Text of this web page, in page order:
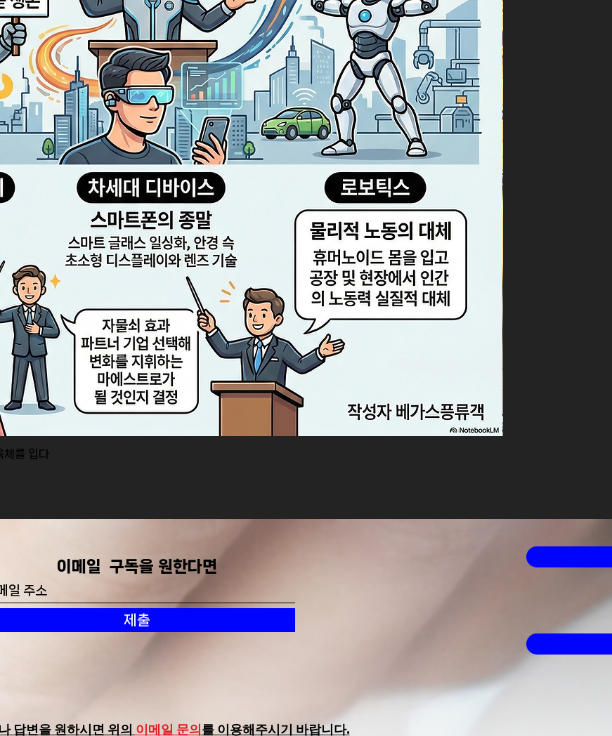
를 입다
​이메일 구독을 원한다면
제출
답변을 원하시면 위의 이메일 문의를 이용해주시기 바랍니다.